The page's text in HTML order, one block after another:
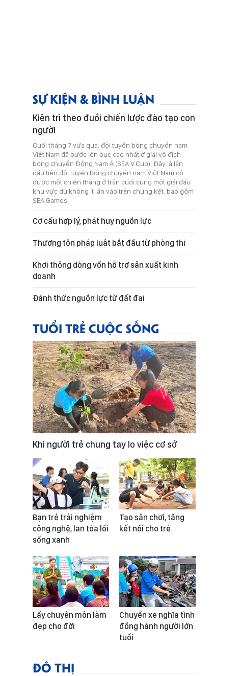
SỰ KIỆN & BÌNH LUẬN
Kiên trì theo đuổi chiến lược đào tạo con
người
Cuối tháng 7 vừa qua, đội tuyển bóng chuyền nam
Việt Nam đã bước lên bục cao nhất ở giải vô địch
bóng chuyền Đông Nam Á (SEA V.Cup). Đây là lần
đầu tiên đội tuyển bóng chuyền nam Việt Nam có
được một chiến thắng ở trận cuối cùng một giải đấu
khu vực dù không ít lần vào trận chung kết, bao gồm
SEA Games.
Cơ cấu hợp lý, phát huy nguồn lực
Thượng tôn pháp luật bắt đầu từ phòng thi
Khơi thông dòng vốn hỗ trợ sản xuất kinh
doanh
Đánh thức nguồn lực từ đất đai
TUỔI TRẺ CUỘC SỐNG
Khi người trẻ chung tay lo việc cơ sở
Bạn trẻ trải nghiệm
công nghệ, lan tỏa lối
sống xanh
Tạo sân chơi, tăng
kết nối cho trẻ
Lấy chuyên môn làm
đẹp cho đời
Chuyến xe nghĩa tình
đồng hành người lớn
tuổi
ĐÔ THỊ